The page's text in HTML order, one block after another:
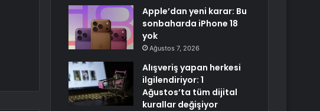
Apple’dan yeni karar: Bu
sonbaharda iPhone 18
yok
Ağustos 7, 2026
Alışveriş yapan herkesi
ilgilendiriyor: 1
Ağustos’ta tüm dijital
kurallar değişiyor